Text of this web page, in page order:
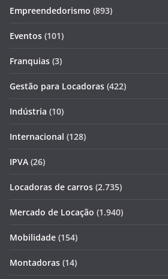
Empreendedorismo (893)
Eventos (101)
Franquias (3)
Gestão para Locadoras (422)
Indústria (10)
Internacional (128)
IPVA (26)
Locadoras de carros (2.735)
Mercado de Locação (1.940)
Mobilidade (154)
Montadoras (14)